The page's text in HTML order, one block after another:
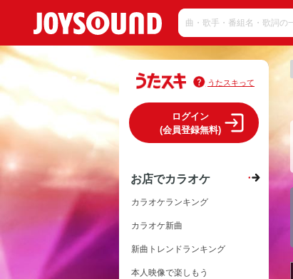
うたスキって
ログイン
(会員登録無料)
お店でカラオケ
カラオケランキング
カラオケ新曲
新曲トレンドランキング
本人映像で楽しもう